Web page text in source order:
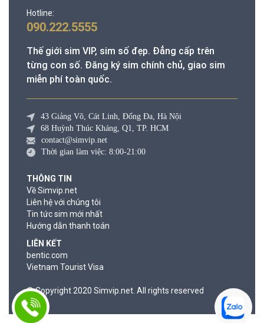
Hotline:
090.222.5555
Thế giới sim VIP, sim số đẹp. Đẳng cấp trên
từng con số. Đăng ký sim chính chủ, giao sim
miễn phí toàn quốc.
43 Giảng Võ, Cát Linh, Đống Đa, Hà Nội
68 Huỳnh Thúc Kháng, Q1, TP. HCM
contact@simvip.net
Thời gian làm việc: 8:00-21:00
THÔNG TIN
Về Simvip.net
Liên hệ với chúng tôi
Tin tức sim mới nhất
Hướng dẫn thanh toán
LIÊN KẾT
bentic.com
Vietnam Tourist Visa
© Copyright 2020 Simvip.net. All rights reserved
© Copyright 2020 Simvip.net. All rights reserved